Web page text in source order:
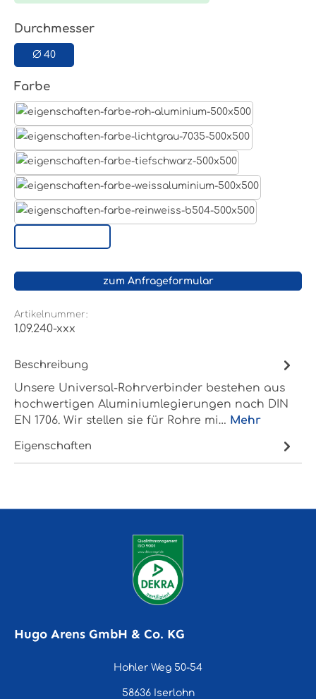
Durchmesserauswählen
Ø 40
Farbeauswählen
Weißaluminium- RAL 9006
zum Anfrageformular
Artikelnummer:
1.09.240-xxx
Beschreibung
Unsere Universal-Rohrverbinder bestehen aus
hochwertigen Aluminiumlegierungen nach DIN
EN 1706. Wir stellen sie für Rohre mi… Mehr
Eigenschaften
Hugo Arens GmbH & Co. KG
Hohler Weg 50-54
58636 Iserlohn